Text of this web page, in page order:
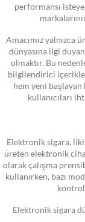
performansı
Amacımız yalnızca
dünyasına ilgi
olmaktır. Bu
bilgilendirici
hem yeni
kullanıcıları
Elektronik sigara,
üreten elektronik
olarak çalışma
kullanırken, bazı
Elektronik sigara